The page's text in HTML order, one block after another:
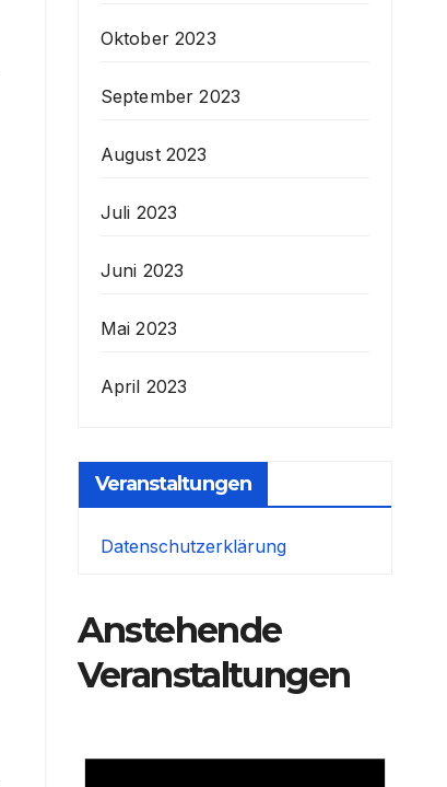
Oktober 2023
September 2023
August 2023
Juli 2023
Juni 2023
Mai 2023
April 2023
Veranstaltungen
Datenschutzerklärung
Anstehende
Veranstaltungen